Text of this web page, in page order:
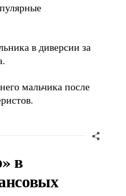
в диверсии за
мальчика после
в